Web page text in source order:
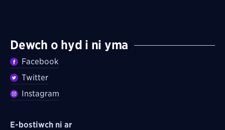
Dewch o hyd i ni yma
Facebook
Twitter
Instagram
E-bostiwch ni ar